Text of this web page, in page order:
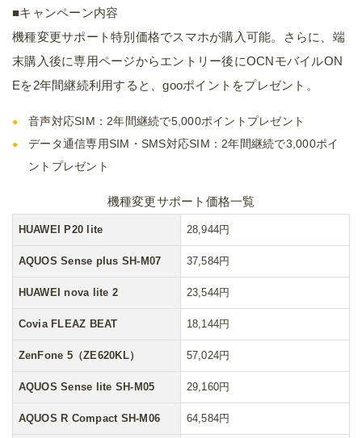
■キャンペーン内容
機種変更サポート特別価格でスマホが購入可能。さらに、端
末購入後に専用ページからエントリー後にOCNモバイルON
Eを2年間継続利用すると、gooポイントをプレゼント。
音声対応SIM：2年間継続で5,000ポイントプレゼント
データ通信専用SIM・SMS対応SIM：2年間継続で3,000ポイ
ントプレゼント
機種変更サポート価格一覧
HUAWEI P20 lite 28,944円
AQUOS Sense plus SH-M07 37,584円
HUAWEI nova lite 2 23,544円
Covia FLEAZ BEAT 18,144円
ZenFone 5（ZE620KL） 57,024円
AQUOS Sense lite SH-M05 29,160円
AQUOS R Compact SH-M06 64,584円